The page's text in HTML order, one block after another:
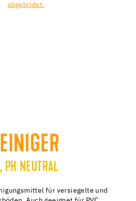
PH NEUTRAL
für versiegelte und